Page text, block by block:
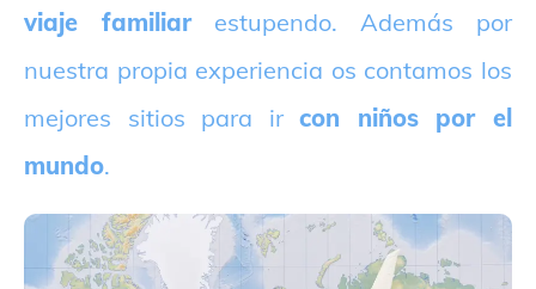
viaje familiarestupendo. Además por
nuestra propia experiencia os contamos los
mejores sitios para ircon niños por el
mundo.